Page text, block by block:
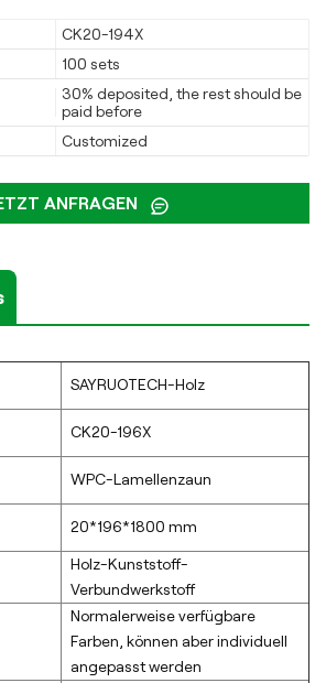
CK20-194X
100 sets
30% deposited, the rest should be
paid before
Customized
ANFRAGEN
SAYRUOTECH-Holz
CK20-196X
WPC-Lamellenzaun
20*196*1800 mm
Holz-Kunststoff-
Verbundwerkstoff
Normalerweise verfügbare
Farben, können aber individuell
angepasst werden